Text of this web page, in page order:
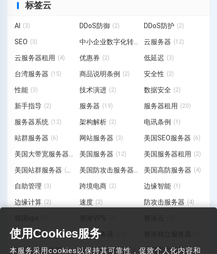
标签云
AI (3) DDoS防御 (2) DDoS防护 (2)
SEO (3) 中小企业数字化转型 (3)
云服务器 (12)
云服务器租用 (4) 优惠券 (2) 低延迟 (3)
台湾服务器 (15) 商品说明条例 (2) 安全性 (2)
性能 (3) 技术演进 (2) 数据安全 (2)
新手指导 (2) 服务器 (19) 服务器租用 (20)
服务器系统 (12) 架构解析 (2) 电讯条例 (1)
站群服务器 (6) 网站服务器 (3) 美国SEO服务器 (6)
美国大带宽服务器 美国服务器 (12) 美国服务器租用 (2)
美国站群服务器 (19) 美国防攻击服务器 美国高防服务器 (4)
自助管理 (3) 跨境电商 (2) 边缘智能 (1)
边缘计算 (2) 速度 (2) 防攻击服务器 (4)
香港云服务器 (6) 香港服务器
香港站群服务器 (11) 香港网站服务器(3) 香港高防服务器 (7)
使用Cookies服务
本服务采用cookies以保持其可靠性，促致个人化内容和